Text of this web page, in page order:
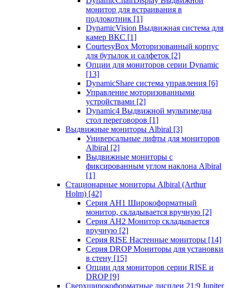
монитор для встраивания в
подлокотник [1]
DynamicVision Выдвижная система для
камер ВКС [1]
CourtesyBox Моторизованный корпус
для бутылок и салфеток [2]
Опции для мониторов серии Dynamic
[13]
DynamicShare система управления [6]
Управление моторизованными
устройствами [2]
Dynamic4 Выдвижной мультимедиа
стол переговоров [1]
Выдвижные мониторы Albiral [3]
Универсальные лифты для мониторов
Albiral [2]
Выдвижные мониторы с
фиксированным углом наклона Albiral
[1]
Стационарные мониторы Albiral (Arthur
Holm) [42]
Серия AH1 Широкоформатный
монитор, складывается вручную [2]
Серия AH2 Монитор складывается
вручную [2]
Серия RISE Настенные мониторы [14]
Серия DROP Мониторы для установки
в стену [15]
Опции для мониторов серии RISE и
DROP [9]
Сверхширокоформатные дисплеи 21:9 Jupiter